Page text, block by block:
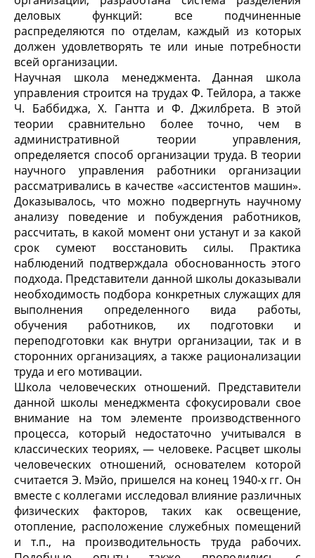
деловых функций: все подчиненные
распределяются по отделам, каждый из которых
должен удовлетворять те или иные потребности
всей организации.
Научная школа менеджмента. Данная школа
управления строится на трудах Ф. Тейлора, а также
Ч. Баббиджа, X. Гантта и Ф. Джилбрета. В этой
теории сравнительно более точно, чем в
административной теории управления,
определяется способ организации труда. В теории
научного управления работники организации
рассматривались в качестве «ассистентов машин».
Доказывалось, что можно подвергнуть научному
анализу поведение и побуждения работников,
рассчитать, в какой момент они устанут и за какой
срок сумеют восстановить силы. Практика
наблюдений подтверждала обоснованность этого
подхода. Представители данной школы доказывали
необходимость подбора конкретных служащих для
выполнения определенного вида работы,
обучения работников, их подготовки и
переподготовки как внутри организации, так и в
сторонних организациях, а также рационализации
труда и его мотивации.
Школа человеческих отношений. Представители
данной школы менеджмента сфокусировали свое
внимание на том элементе производственного
процесса, который недостаточно учитывался в
классических теориях, — человеке. Расцвет школы
человеческих отношений, основателем которой
считается Э. Мэйо, пришелся на конец 1940-х гг. Он
вместе с коллегами исследовал влияние различных
физических факторов, таких как освещение,
отопление, расположение служебных помещений
и т.п., на производительность труда рабочих.